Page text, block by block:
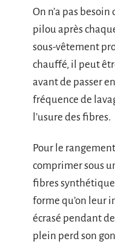
On n’a pas
pilou après
sous-vêtement
chauffé, il peut
avant de passer
fréquence de
l’usure des fibres.
Pour le
comprimer sous
fibres
forme qu’on leur
écrasé pendant
plein perd son